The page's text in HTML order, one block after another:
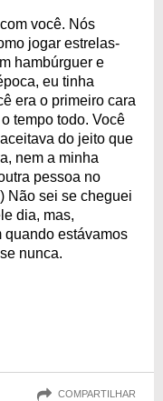
você. Nós
jogar estrelas-
hambúrguer e
eu tinha
era o primeiro cara
tempo todo. Você
do jeito que
nem a minha
pessoa no
Não sei se cheguei
dia, mas,
quando estávamos
nunca.
COMPARTILHAR